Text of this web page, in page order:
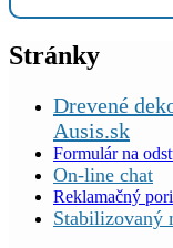
Stránky
Drevené
Ausis.sk
Formulár na
On-line chat
Reklamačný
Stabilizovaný